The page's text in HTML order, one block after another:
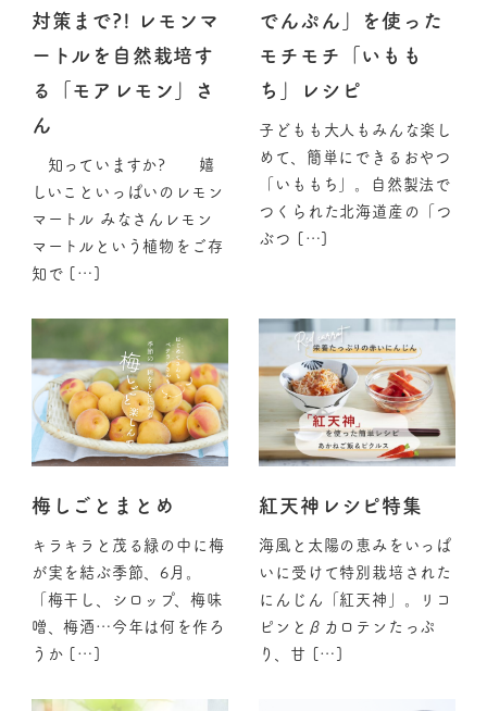
対策まで?! レモンマ
ートルを自然栽培す
る「モアレモン」さ
ん
知っていますか? 嬉
しいこといっぱいのレモン
マートル みなさんレモン
マートルという植物をご存
知で […]
でんぷん」を使った
モチモチ「いもも
ち」レシピ
子どもも大人もみんな楽し
めて、簡単にできるおやつ
「いももち」。自然製法で
つくられた北海道産の「つ
ぶつ […]
梅しごとまとめ
キラキラと茂る緑の中に梅
が実を結ぶ季節、6月。
「梅干し、シロップ、梅味
噌、梅酒…今年は何を作ろ
うか […]
紅天神レシピ特集
海風と太陽の恵みをいっぱ
いに受けて特別栽培された
にんじん「紅天神」。リコ
ピンとβカロテンたっぷ
り、甘 […]